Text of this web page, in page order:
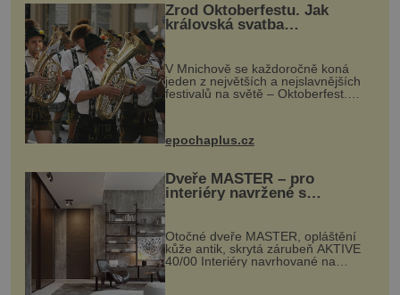
Zrod Oktoberfestu. Jak
královská svatba
odstartovala největší pivní
festival světa
V Mnichově se každoročně koná
jeden z největších a nejslavnějších
festivalů na světě – Oktoberfest.
návštěvníků, kteří si vychutnávají
kultur...
epochaplus.cz
Dveře MASTER – pro
interiéry navržené s
rozumem i vášní!
Otočné dveře MASTER, opláštění
kůže antik, skrytá zárubeň AKTIVE
40/00 Interiéry navrhované na
zakázku často vyžadují atypické
rozměry nejen nábytku, ale i